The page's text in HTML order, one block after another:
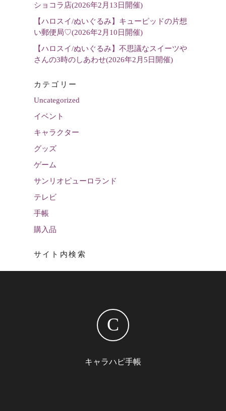
ショコラ店(2026年2月13日開催)
【ハロスイ/ぬいぐるみ】キューピッドの片想
い郵便局♡(2026年2月10日開催)
【ハロスイ/ぬいぐるみ】不思議なスイーツや
さんの3時のしあわせ(2026年2月5日開催)
カテゴリー
Uncategorized
イベント
キャラクター
グッズ
ゲーム
サンリオピューロランド
テレビ
手帳
購入品
サイト内検索
C
キャラハピ手帳